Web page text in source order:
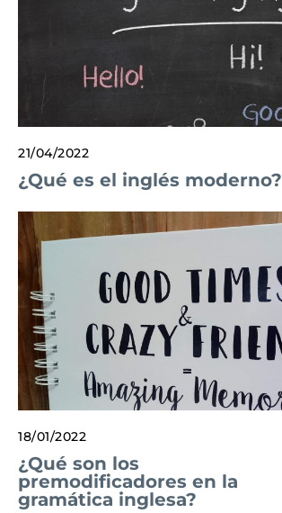
21/04/2022
¿Qué es el inglés moderno?
18/01/2022
¿Qué son los
premodificadores en la
gramática inglesa?